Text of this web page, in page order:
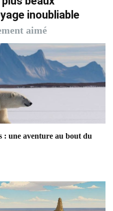
inoubliable
aimé
: une aventure au bout du